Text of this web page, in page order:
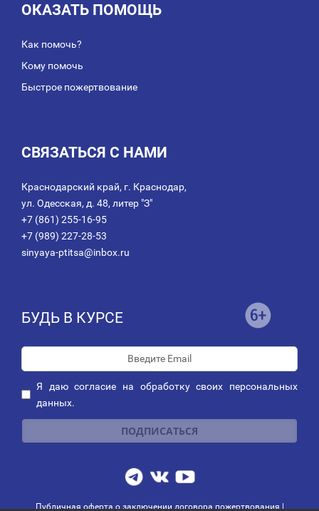
ОКАЗАТЬ ПОМОЩЬ
Как помочь?
Кому помочь
Быстрое пожертвование
СВЯЗАТЬСЯ С НАМИ
Краснодарский край, г. Краснодар,
ул. Одесская, д. 48, литер "З"
+7 (861) 255-16-95
+7 (989) 227-28-53
sinyaya-ptitsa@inbox.ru
БУДЬ В КУРСЕ
Я даюсогласие на обработку своих персональных
данных.
Публичная оферта о заключении договора пожертвования|